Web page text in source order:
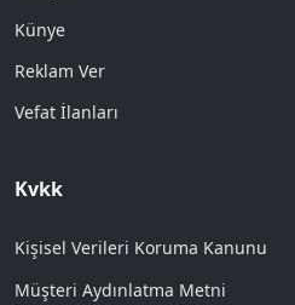
Künye
Reklam Ver
Vefat İlanları
Kvkk
Kişisel Verileri Koruma Kanunu
Müşteri Aydınlatma Metni